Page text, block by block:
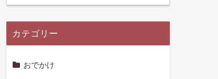
カテゴリー
おでかけ